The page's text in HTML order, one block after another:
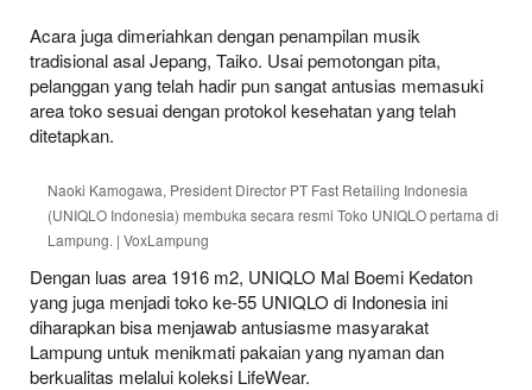
Acara juga dimeriahkan dengan penampilan musik
tradisional asal Jepang, Taiko. Usai pemotongan pita,
pelanggan yang telah hadir pun sangat antusias memasuki
area toko sesuai dengan protokol kesehatan yang telah
ditetapkan.
Naoki Kamogawa, President Director PT Fast Retailing Indonesia
(UNIQLO Indonesia) membuka secara resmi Toko UNIQLO pertama di
Lampung. | VoxLampung
Dengan luas area 1916 m2, UNIQLO Mal Boemi Kedaton
yang juga menjadi toko ke-55 UNIQLO di Indonesia ini
diharapkan bisa menjawab antusiasme masyarakat
Lampung untuk menikmati pakaian yang nyaman dan
berkualitas melalui koleksi LifeWear.